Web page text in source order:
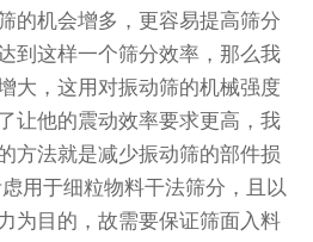
的机会增多，更容易提高筛分
到这样一个筛分效率，那么我
大，这用对振动筛的机械强度
让他的震动效率要求更高，我
方法就是减少振动筛的部件损
用于细粒物料干法筛分，且以
为目的，故需要保证筛面入料